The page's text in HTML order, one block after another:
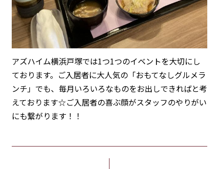
アズハイム横浜戸塚では1つ1つのイベントを大切にし
ております。ご入居者に大人気の「おもてなしグルメラ
ンチ」でも、毎月いろいろなものをお出しできればと考
えております☆ご入居者の喜ぶ顔がスタッフのやりがい
にも繋がります！！